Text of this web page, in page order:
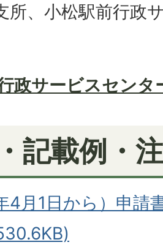
所、小松駅前行政
政サービスセンタ
記載例・
4月1日から）申請